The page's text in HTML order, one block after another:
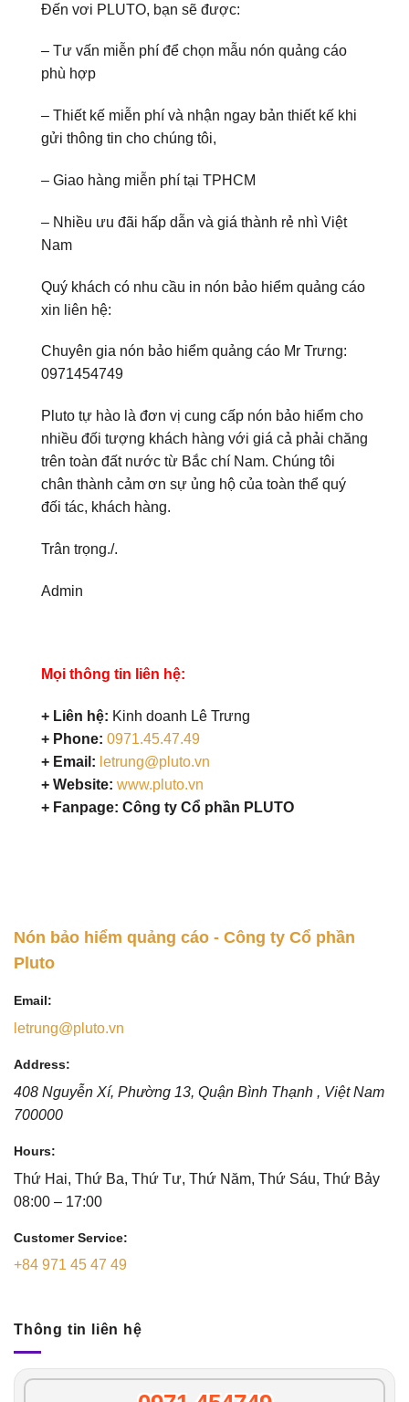
Đến vơi PLUTO, bạn sẽ được:
– Tư vấn miễn phí để chọn mẫu nón quảng cáo
phù hợp
– Thiết kế miễn phí và nhận ngay bản thiết kế khi
gửi thông tin cho chúng tôi,
– Giao hàng miễn phí tại TPHCM
– Nhiều ưu đãi hấp dẫn và giá thành rẻ nhì Việt
Nam
Quý khách có nhu cầu in nón bảo hiểm quảng cáo
xin liên hệ:
Chuyên gia nón bảo hiểm quảng cáo Mr Trưng:
0971454749
Pluto tự hào là đơn vị cung cấp nón bảo hiểm cho
nhiều đối tượng khách hàng với giá cả phải chăng
trên toàn đất nước từ Bắc chí Nam. Chúng tôi
chân thành cảm ơn sự ủng hộ của toàn thể quý
đối tác, khách hàng.
Trân trọng./.
Admin
Mọi thông tin liên hệ:
+ Liên hệ: Kinh doanh Lê Trưng
+ Phone: 0971.45.47.49
+ Email: letrung@pluto.vn
+ Website: www.pluto.vn
+ Fanpage: Công ty Cổ phần PLUTO
Nón bảo hiểm quảng cáo - Công ty Cổ phần
Pluto
Email:
letrung@pluto.vn
Address:
408 Nguyễn Xí, Phường 13, Quận Bình Thạnh , Việt Nam
700000
Hours:
Thứ Hai, Thứ Ba, Thứ Tư, Thứ Năm, Thứ Sáu, Thứ Bảy
08:00 – 17:00
Customer Service:
+84 971 45 47 49
Thông tin liên hệ